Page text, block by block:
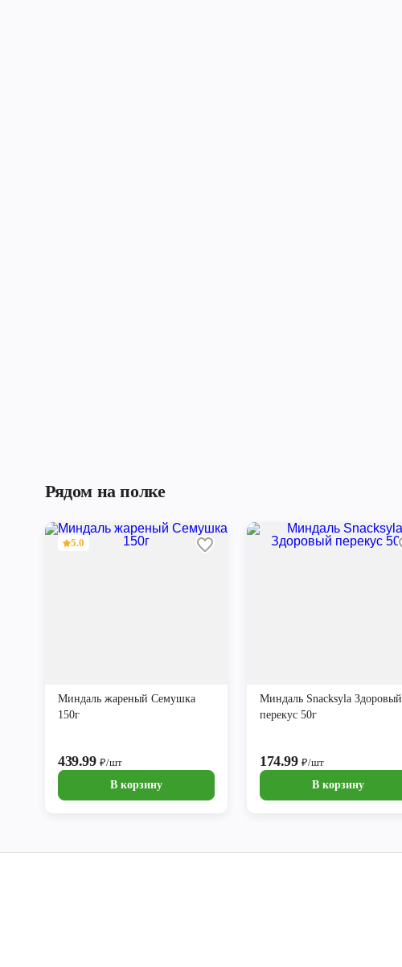
Рядом на полке
5.0
Миндаль жареный Семушка
150г
439.99₽/шт
В корзину
Миндаль Snacksyla Здоровый
перекус 50г
174.99₽/шт
В корзину